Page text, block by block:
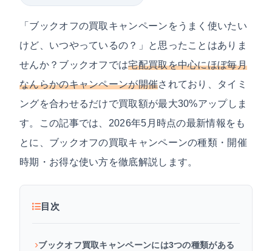
「ブックオフの買取キャンペーンをうまく使いたい
けど、いつやっているの？」と思ったことはありま
せんか？ブックオフでは宅配買取を中心にほぼ毎月
なんらかのキャンペーンが開催されており、タイミ
ングを合わせるだけで買取額が最大30%アップしま
す。この記事では、2026年5月時点の最新情報をも
とに、ブックオフの買取キャンペーンの種類・開催
時期・お得な使い方を徹底解説します。
目次
ブックオフ買取キャンペーンには3つの種類がある